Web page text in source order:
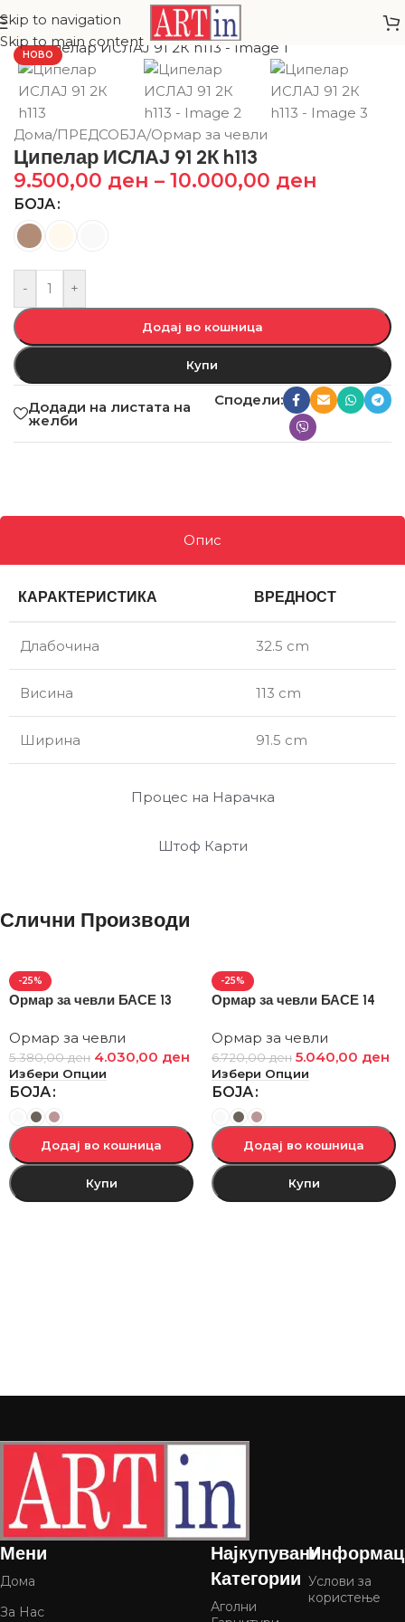
Skip to navigation
Skip to main content
НОВО
Дома/ПРЕДСОБЈА/Ормар за чевли
Ципелар ИСЛАЈ 91 2К h113
9.500,00 ден – 10.000,00 ден
БОЈА
- +
Додај во кошница
Купи
Додади на листата на
желби
Сподели:
Опис
Процес на Нарачка
Штоф Карти
КАРАКТЕРИСТИКА ВРЕДНОСТ
Длабочина 32.5 cm
Висина 113 cm
Ширина 91.5 cm
Слични Производи
-25%
Ормар за чевли БАСЕ 13
Ормар за чевли
5.380,00ден 4.030,00 ден
Избери Опции
БОЈА
Додај во кошница
Купи
-25%
Ормар за чевли БАСЕ 14
Ормар за чевли
6.720,00ден 5.040,00 ден
Избери Опции
БОЈА
Додај во кошница
Купи
Мени
Дома
За Нас
Најкупувани
Категории
Аголни
Услови за
користење